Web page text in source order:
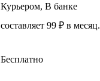
Курьером, В банке
составляет 99 ₽ в месяц.
Бесплатно